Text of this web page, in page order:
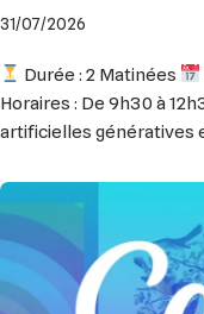
31/07/2026
Durée : 2 Matinées
Horaires : De 9h30 à
artificielles génératives